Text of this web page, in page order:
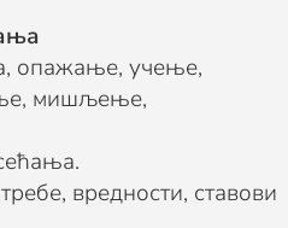
опажање, учење,
мишљење,
вредности, ставови